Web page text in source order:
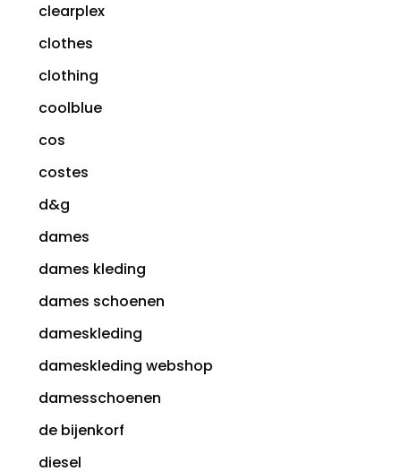
clearplex
clothes
clothing
coolblue
cos
costes
d&g
dames
dames kleding
dames schoenen
dameskleding
dameskleding webshop
damesschoenen
de bijenkorf
diesel